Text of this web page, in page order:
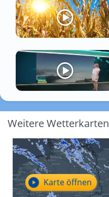
Weitere Wetterkarten
Karte öffnen